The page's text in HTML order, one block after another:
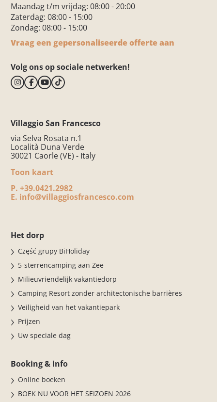
Maandag t/m vrijdag: 08:00 - 20:00
Zaterdag: 08:00 - 15:00
Zondag: 08:00 - 15:00
Vraag een gepersonaliseerde offerte aan
Volg ons op sociale netwerken!
Villaggio San Francesco
via Selva Rosata n.1
Località Duna Verde
30021 Caorle (VE) - Italy
Toon kaart
P. +39.0421.2982
E. info@villaggiosfrancesco.com
Het dorp
Część grupy BiHoliday
5-sterrencamping aan Zee
Milieuvriendelijk vakantiedorp
Camping Resort zonder architectonische barrières
Veiligheid van het vakantiepark
Prijzen
Uw speciale dag
Booking & info
Online boeken
BOEK NU VOOR HET SEIZOEN 2026